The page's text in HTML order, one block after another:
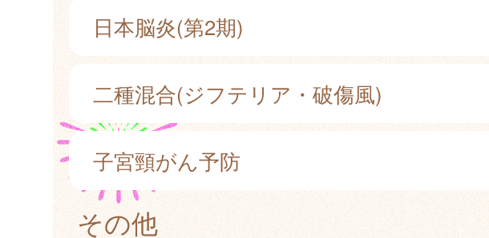
日本脳炎(第2期)
二種混合(ジフテリア・破傷風)
子宮頸がん予防
その他